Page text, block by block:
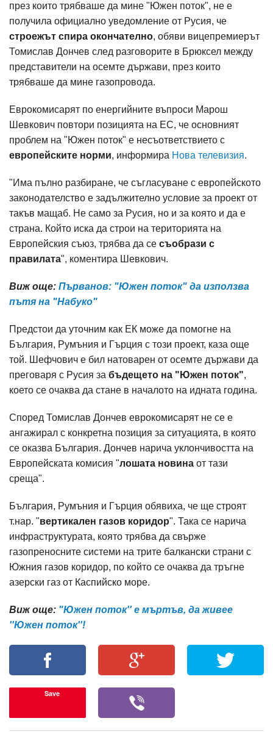
през които трябваше да мине "Южен поток", не е
получила официално уведомление от Русия, че
строежът спира окончателно, обяви вицепремиерът
Томислав Дончев след разговорите в Брюксел между
представители на осемте държави, през които
трябваше да мине газопровода.
Еврокомисарят по енергийните въпроси Марош
Шевкович повтори позицията на ЕС, че основният
проблем на "Южен поток" е несъответствието с
европейските норми, информира Нова телевизия.
"Има пълно разбиране, че съгласуване с европейското
законодателство е задължително условие за проект от
такъв мащаб. Не само за Русия, но и за която и да е
страна. Който иска да строи на територията на
Европейския съюз, трябва да се съобрази с
правилата", коментира Шевкович.
Виж още: Първанов: "Южен поток" да използва
пътя на "Набуко"
Предстои да уточним как ЕК може да помогне на
България, Румъния и Гърция с този проект, каза още
той. Шефчович е бил натоварен от осемте държави да
преговаря с Русия за бъдещето на "Южен поток",
което се очаква да стане в началото на идната година.
Според Томислав Дончев еврокомисарят не се е
ангажирал с конкретна позиция за ситуацията, в която
се оказва България. Дончев нарича уклончивостта на
Европейската комисия "лошата новина от тази
среща".
България, Румъния и Гърция обявиха, че ще строят
т.нар. "вертикален газов коридор". Така се нарича
инфраструктурата, която трябва да свърже
газопреносните системи на трите балкански страни с
Южния газов коридор, по който се очаква да тръгне
азерски газ от Каспийско море.
Виж още: "Южен поток'' е мъртъв, да живее
''Южен поток''!
Save